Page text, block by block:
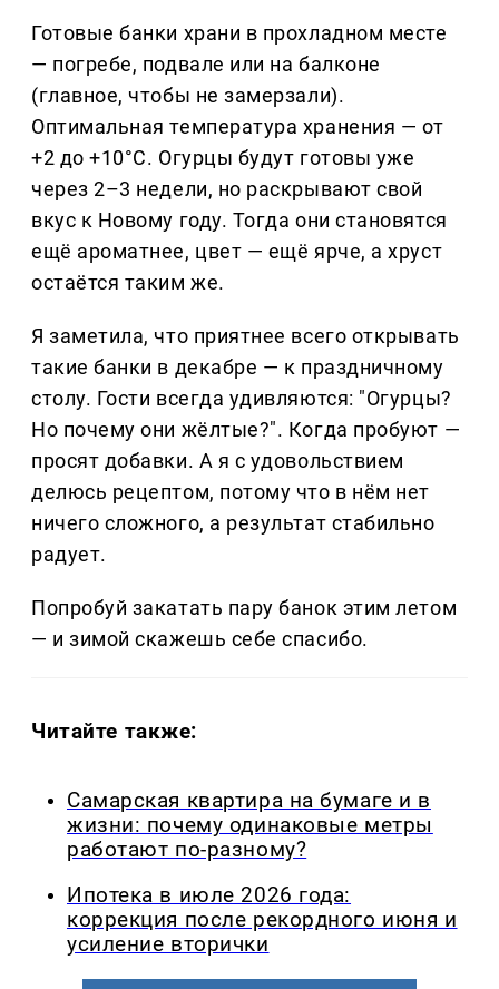
Готовые банки храни в прохладном месте
— погребе, подвале или на балконе
(главное, чтобы не замерзали).
Оптимальная температура хранения — от
+2 до +10°C. Огурцы будут готовы уже
через 2–3 недели, но раскрывают свой
вкус к Новому году. Тогда они становятся
ещё ароматнее, цвет — ещё ярче, а хруст
остаётся таким же.
Я заметила, что приятнее всего открывать
такие банки в декабре — к праздничному
столу. Гости всегда удивляются: "Огурцы?
Но почему они жёлтые?". Когда пробуют —
просят добавки. А я с удовольствием
делюсь рецептом, потому что в нём нет
ничего сложного, а результат стабильно
радует.
Попробуй закатать пару банок этим летом
— и зимой скажешь себе спасибо.
Читайте также:
Самарская квартира на бумаге и в
жизни: почему одинаковые метры
работают по-разному?
Ипотека в июле 2026 года:
коррекция после рекордного июня и
усиление вторички